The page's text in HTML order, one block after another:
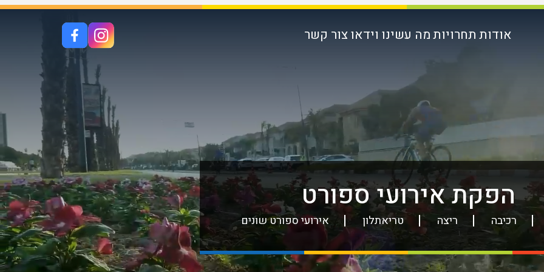
אודותתחרויותמה עשינו וידאוצור קשר
הפקת אירועי ספורט
רכיבה ריצה טריאתלון אירועי ספורט שונים